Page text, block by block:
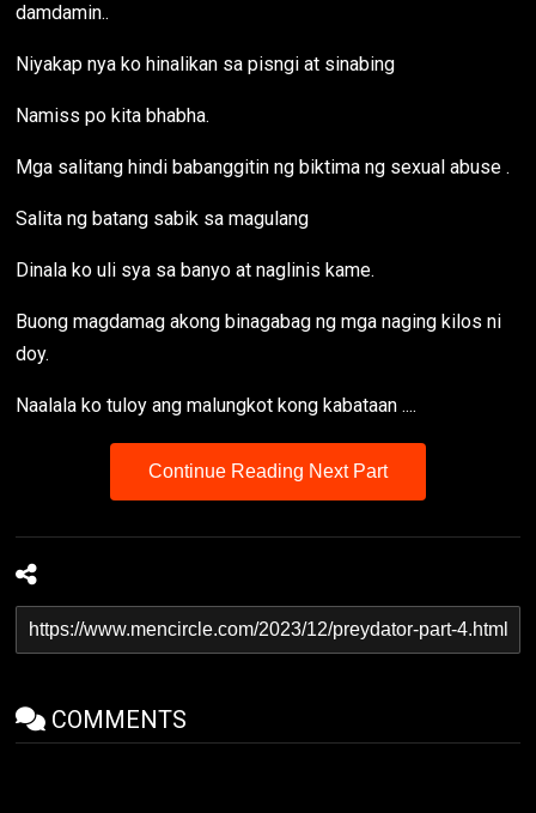
damdamin..
Niyakap nya ko hinalikan sa pisngi at sinabing
Namiss po kita bhabha.
Mga salitang hindi babanggitin ng biktima ng sexual abuse .
Salita ng batang sabik sa magulang
Dinala ko uli sya sa banyo at naglinis kame.
Buong magdamag akong binagabag ng mga naging kilos ni
doy.
Naalala ko tuloy ang malungkot kong kabataan ....
Continue Reading Next Part
COMMENTS